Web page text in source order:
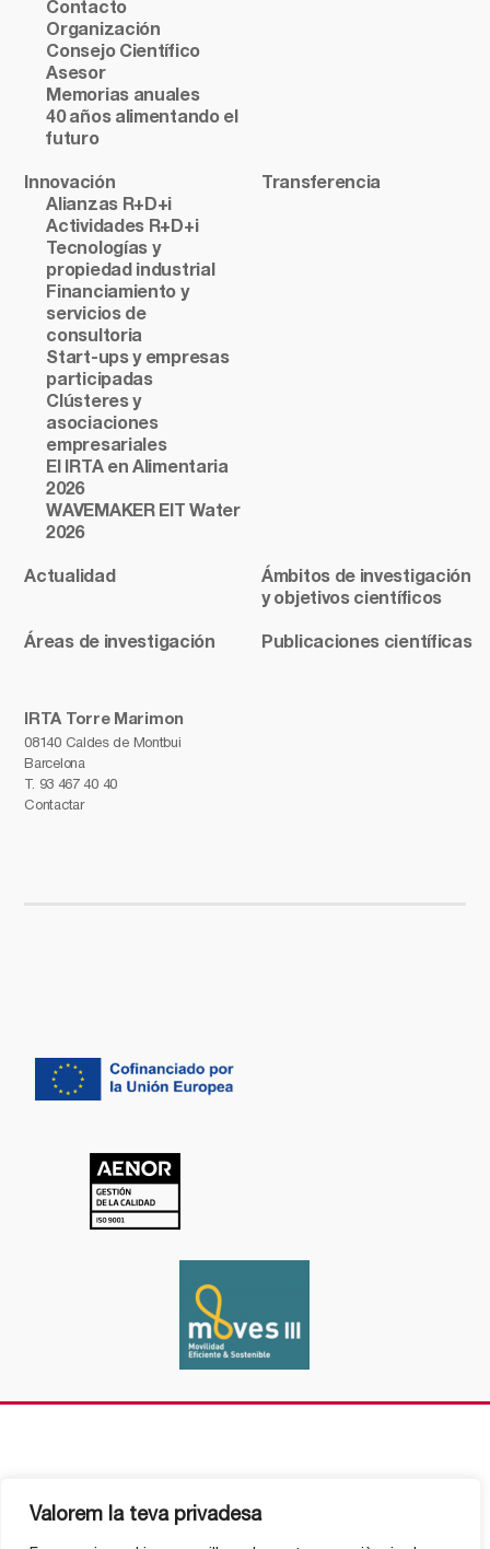
Valorem la teva privadesa
IRTA Torre Marimon
08140 Caldes de Montbui
Barcelona
T. 93 467 40 40
Contactar
Contacto
Organización
Consejo Científico
Asesor
Memorias anuales
40 años alimentando el
futuro
Innovación
Alianzas R+D+i
Actividades R+D+i
Tecnologías y
propiedad industrial
Financiamiento y
servicios de
consultoria
Start-ups y empresas
participadas
Clústeres y
asociaciones
empresariales
El IRTA en Alimentaria
2026
WAVEMAKER EIT Water
2026
Transferencia
Actualidad
Ámbitos de investigación
y objetivos científicos
Áreas de investigación Publicaciones científicas